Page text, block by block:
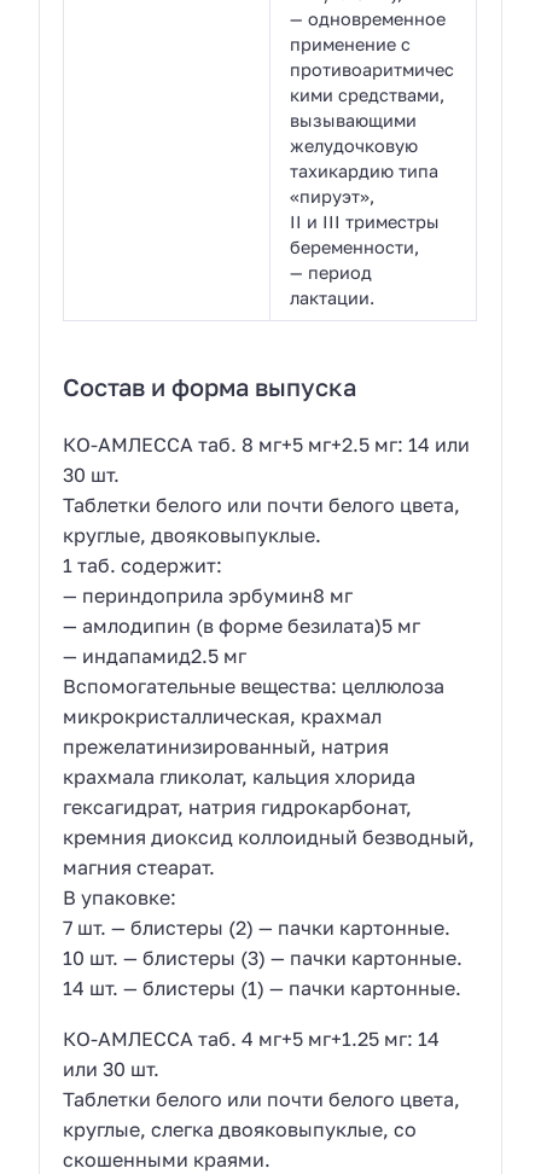
— одновременное
применение с
противоаритмичес
кими средствами,
вызывающими
желудочковую
тахикардию типа
«пируэт»,
II и III триместры
беременности,
— период
лактации.
Состав и форма выпуска
КО-АМЛЕССА таб. 8 мг+5 мг+2.5 мг: 14 или
30 шт.
Таблетки белого или почти белого цвета,
круглые, двояковыпуклые.
1 таб. содержит:
— периндоприла эрбумин8 мг
— амлодипин (в форме безилата)5 мг
— индапамид2.5 мг
Вспомогательные вещества: целлюлоза
микрокристаллическая, крахмал
прежелатинизированный, натрия
крахмала гликолат, кальция хлорида
гексагидрат, натрия гидрокарбонат,
кремния диоксид коллоидный безводный,
магния стеарат.
В упаковке:
7 шт. — блистеры (2) — пачки картонные.
10 шт. — блистеры (3) — пачки картонные.
14 шт. — блистеры (1) — пачки картонные.
КО-АМЛЕССА таб. 4 мг+5 мг+1.25 мг: 14
или 30 шт.
Таблетки белого или почти белого цвета,
круглые, слегка двояковыпуклые, со
скошенными краями.